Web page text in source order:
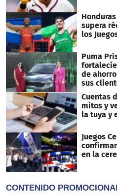
supera
los
Puma
de
sus
Cuentas
mitos y
la tuya y
Juegos
en la